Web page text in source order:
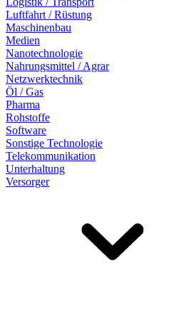
Luftfahrt / Rüstung
Maschinenbau
Medien
Nanotechnologie
Nahrungsmittel / Agrar
Netzwerktechnik
Öl / Gas
Pharma
Rohstoffe
Software
Sonstige Technologie
Telekommunikation
Unterhaltung
Versorger